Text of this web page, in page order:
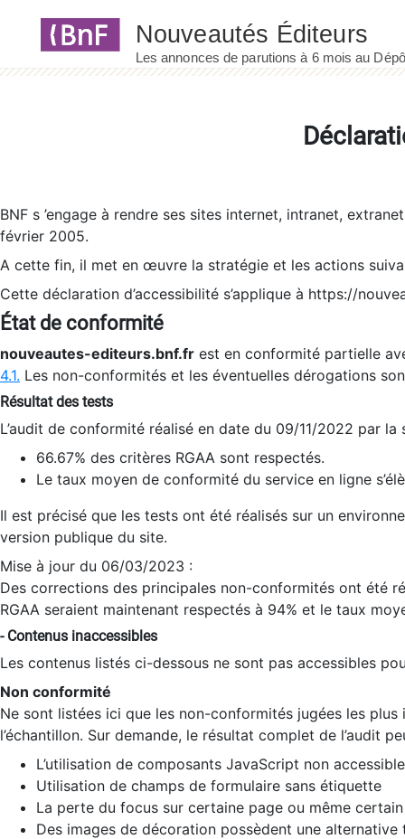
BNF s ’engage à rendre ses sites internet, intranet,
février 2005.
A cette fin, il met en œuvre la stratégie et les actions
Cette déclaration d’accessibilité s’applique à https://
État de conformité
nouveautes-editeurs.bnf.fr est en conformité partielle
4.1. Les non-conformités et les éventuelles dérogations
Résultat des tests
L’audit de conformité réalisé en date du 09/11/2022 par
66.67% des critères RGAA sont respectés.
Le taux moyen de conformité du service en ligne
Il est précisé que les tests ont été réalisés sur un
version publique du site.
Mise à jour du 06/03/2023 :
Des corrections des principales non-conformités ont été
RGAA seraient maintenant respectés à 94% et le taux
- Contenus inaccessibles
Les contenus listés ci-dessous ne sont pas accessibles
Non conformité
Ne sont listées ici que les non-conformités jugées les
l’échantillon. Sur demande, le résultat complet de l’audit
L’utilisation de composants JavaScript non
Utilisation de champs de formulaire sans étiquette
La perte du focus sur certaine page ou même
Des images de décoration possèdent une alternative